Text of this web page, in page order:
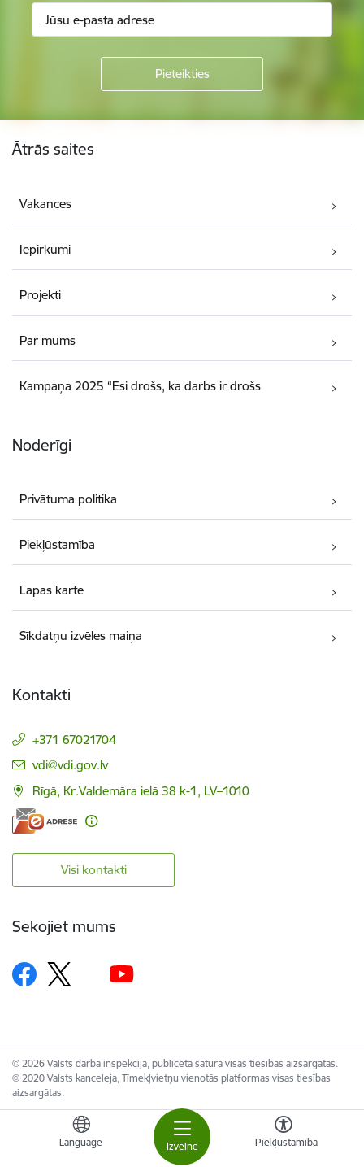
Izvēlne
Language Piekļūstamība
Ātrās saites
Vakances
Iepirkumi
Projekti
Par mums
Kampaņa 2025 “Esi drošs, ka darbs ir drošs
Noderīgi
Privātuma politika
Piekļūstamība
Lapas karte
Sīkdatņu izvēles maiņa
Kontakti
+371 67021704
E-pasts:
vdi@vdi.gov.lv
Rīgā, Kr.Valdemāra ielā 38 k-1, LV–1010
Visi kontakti
Sekojiet mums
© 2026 Valsts darba inspekcija, publicētā satura visas tiesības aizsargātas.
© 2020 Valsts kanceleja, Tīmekļvietņu vienotās platformas visas tiesības
aizsargātas.